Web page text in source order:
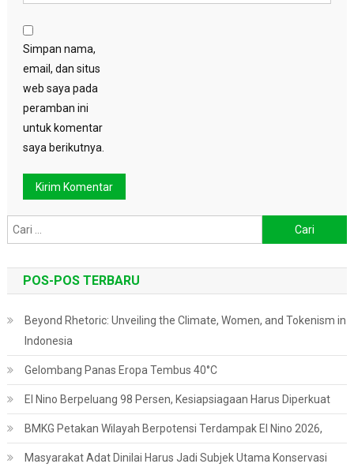
Simpan nama,
email, dan situs
web saya pada
peramban ini
untuk komentar
saya berikutnya.
untuk:
POS-POS TERBARU
Beyond Rhetoric: Unveiling the Climate, Women, and Tokenism in
Indonesia
Gelombang Panas Eropa Tembus 40°C
El Nino Berpeluang 98 Persen, Kesiapsiagaan Harus Diperkuat
BMKG Petakan Wilayah Berpotensi Terdampak El Nino 2026,
Masyarakat Adat Dinilai Harus Jadi Subjek Utama Konservasi